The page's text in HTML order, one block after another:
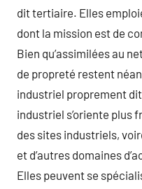
dit tertiaire. Elles
dont la mission est de
Bien qu’assimilées au
de propreté restent
industriel proprement
industriel s’oriente plus
des sites industriels,
et d’autres domaines
Elles peuvent se